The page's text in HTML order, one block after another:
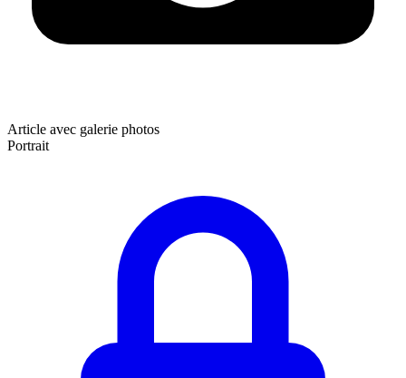
Article avec galerie photos
Portrait